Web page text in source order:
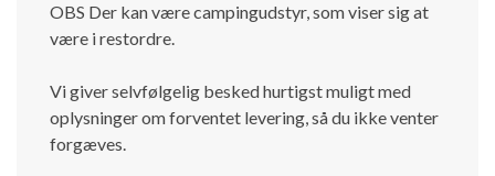
OBS Der kan være campingudstyr, som viser sig at
være i restordre.
Vi giver selvfølgelig besked hurtigst muligt med
oplysninger om forventet levering, så du ikke venter
forgæves.